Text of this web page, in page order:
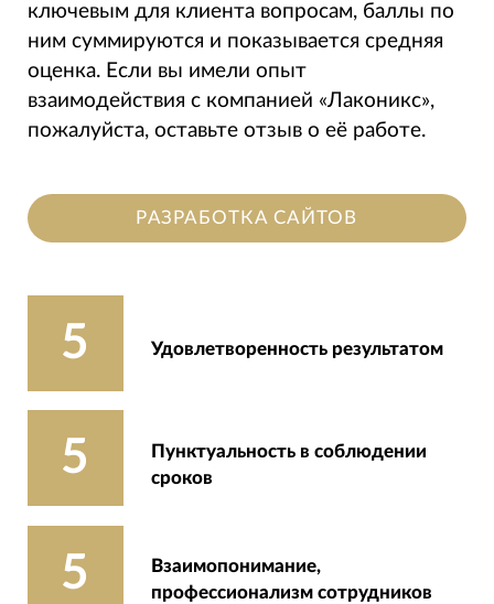
ключевым для клиента вопросам, баллы по
ним суммируются и показывается средняя
оценка. Если вы имели опыт
взаимодействия с компанией «Лаконикс»,
пожалуйста, оставьте отзыв о её работе.
РАЗРАБОТКА САЙТОВ
5 Удовлетворенность результатом
5
Пунктуальность в соблюдении
сроков
5
Взаимопонимание,
профессионализм сотрудников